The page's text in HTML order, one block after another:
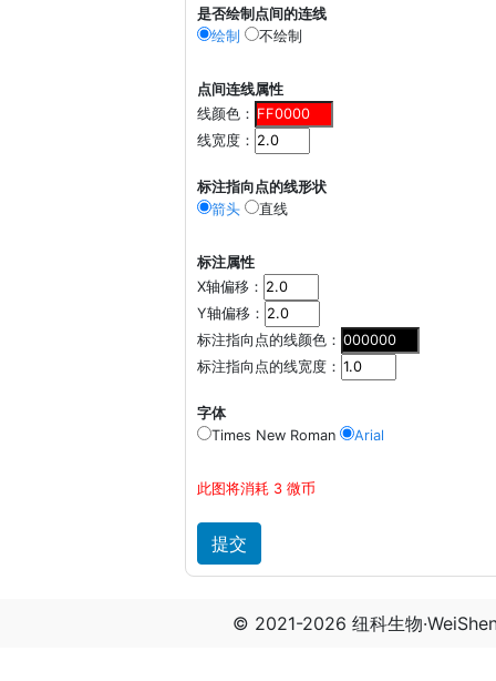
是否绘制点间的连线
绘制
不绘制
点间连线属性
线颜色：
线宽度：
标注指向点的线形状
箭头
直线
标注属性
X轴偏移：
Y轴偏移：
标注指向点的线颜色：
标注指向点的线宽度：
字体
Times New Roman
Arial
此图将消耗 3 微币
© 2021-2026 纽科生物